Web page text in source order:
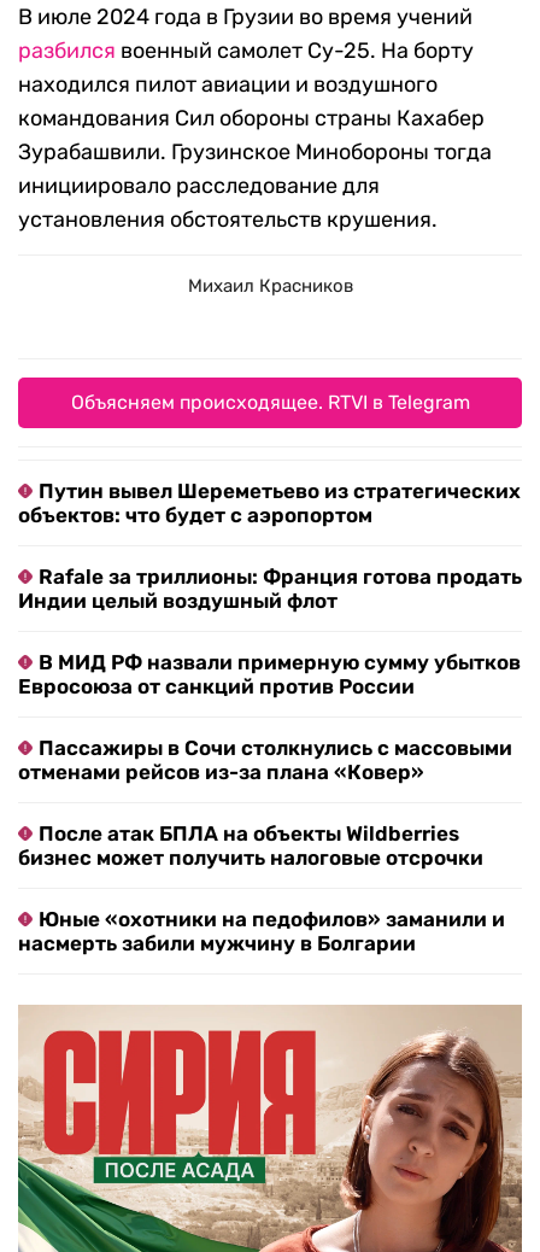
В июле 2024 года в Грузии во время учений
разбился военный самолет Су-25. На борту
находился пилот авиации и воздушного
командования Сил обороны страны Кахабер
Зурабашвили. Грузинское Минобороны тогда
инициировало расследование для
установления обстоятельств крушения.
Михаил Красников
Объясняем происходящее. RTVI в Telegram
Путин вывел Шереметьево из стратегических
объектов: что будет с аэропортом
Rafale за триллионы: Франция готова продать
Индии целый воздушный флот
В МИД РФ назвали примерную сумму убытков
Евросоюза от санкций против России
Пассажиры в Сочи столкнулись с массовыми
отменами рейсов из-за плана «Ковер»
После атак БПЛА на объекты Wildberries
бизнес может получить налоговые отсрочки
Юные «охотники на педофилов» заманили и
насмерть забили мужчину в Болгарии